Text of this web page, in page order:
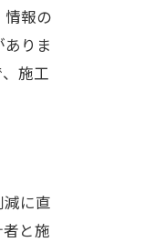
報の
りま
施工
に直
と施